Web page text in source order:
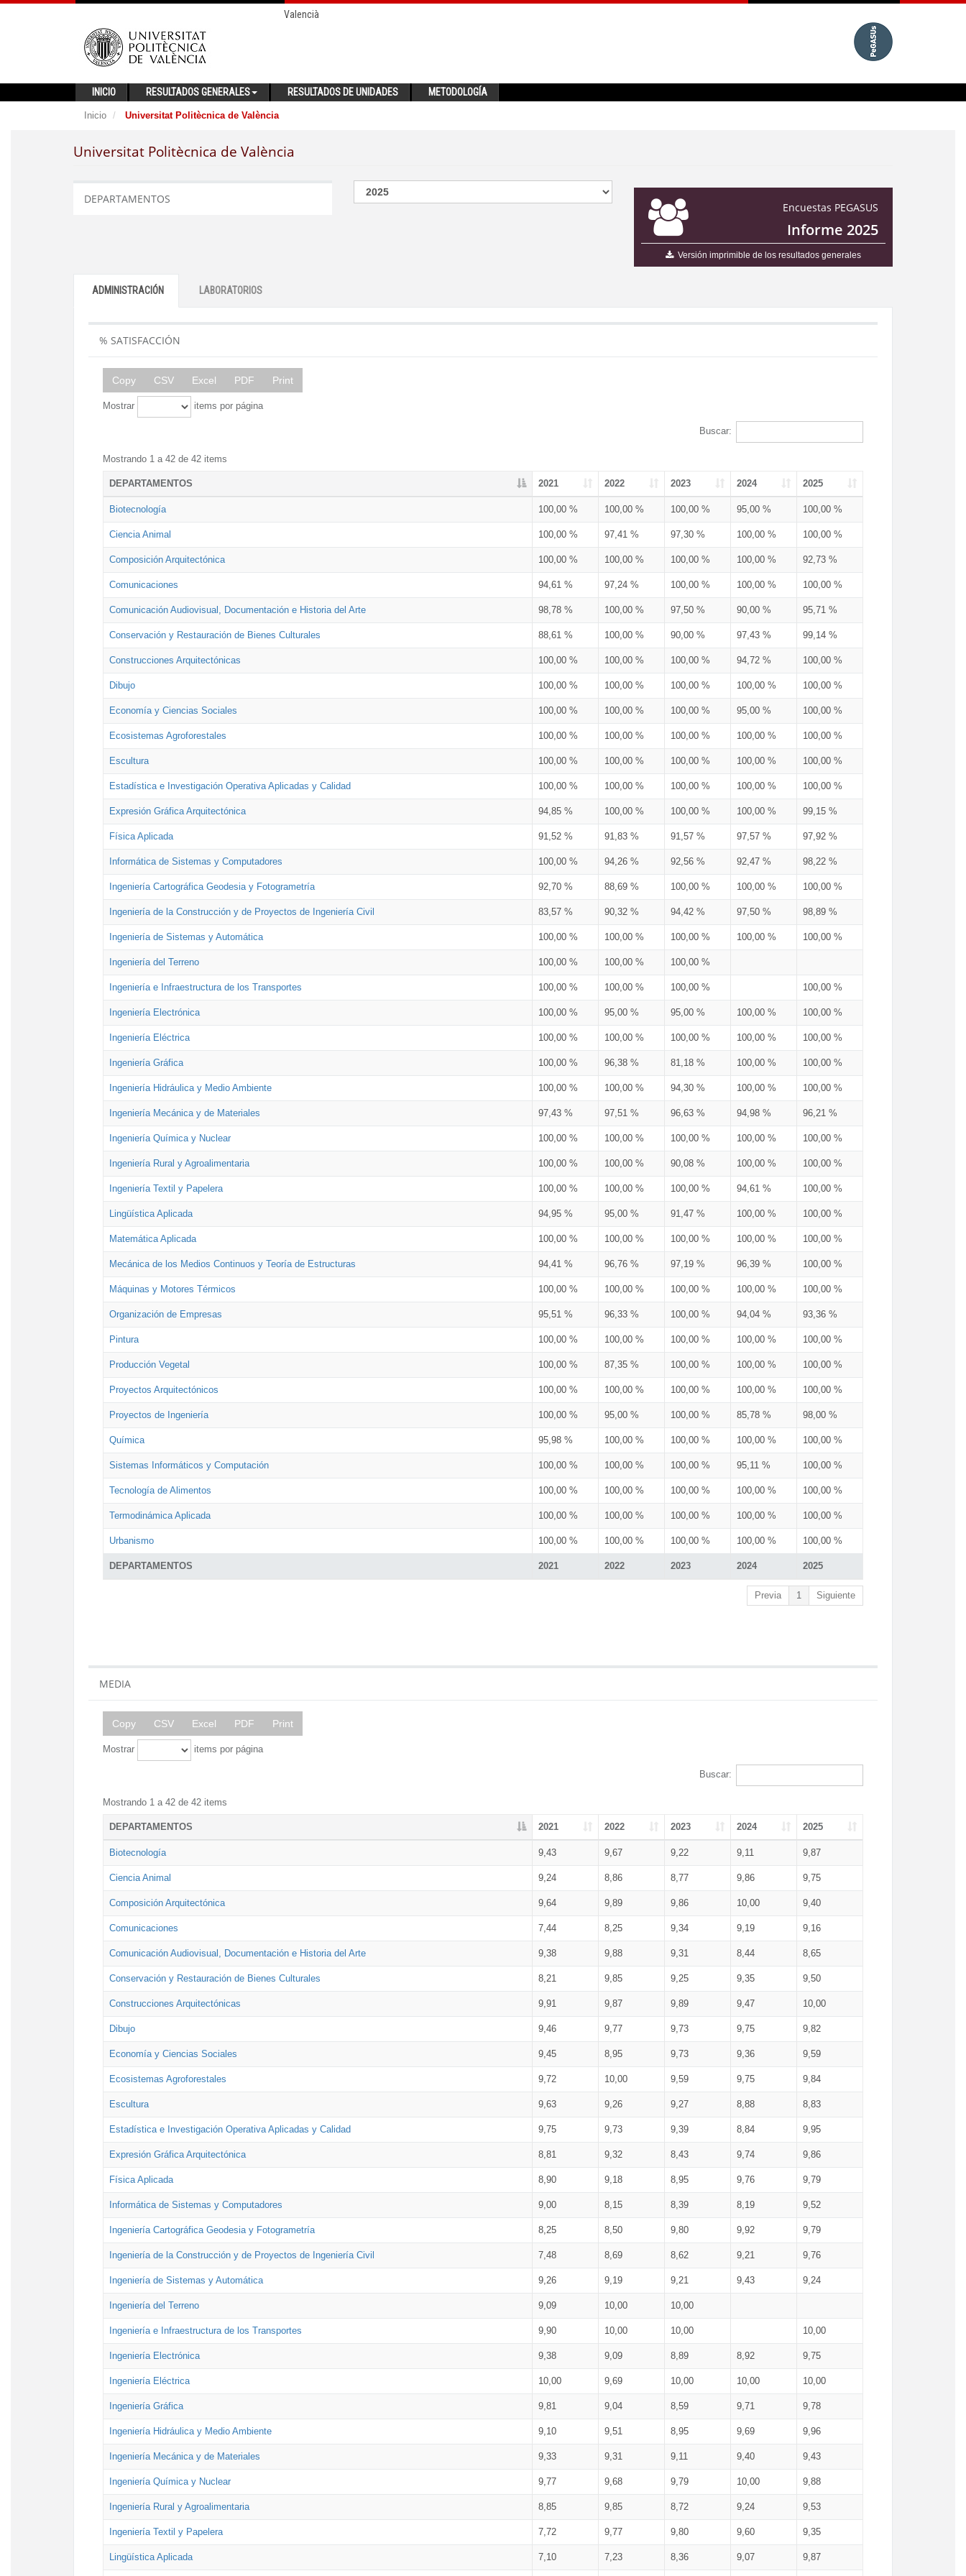
Valencià
INICIO RESULTADOS GENERALES RESULTADOS DE UNIDADES METODOLOGÍA
Inicio Universitat Politècnica de València
Universitat Politècnica de València
Encuestas PEGASUS
Informe 2025
Versión imprimible de los resultados generales
DEPARTAMENTOS
ADMINISTRACIÓN LABORATORIOS
% SATISFACCIÓN
Copy CSV Excel PDF Print
Mostrar items por página
Buscar:
Mostrando 1 a 42 de 42 items
DEPARTAMENTOS 2021 2022 2023 2024 2025
DEPARTAMENTOS 2021 2022 2023 2024 2025
Biotecnología 100,00 % 100,00 % 100,00 % 95,00 % 100,00 %
Ciencia Animal 100,00 % 97,41 % 97,30 % 100,00 % 100,00 %
Composición Arquitectónica 100,00 % 100,00 % 100,00 % 100,00 % 92,73 %
Comunicaciones 94,61 % 97,24 % 100,00 % 100,00 % 100,00 %
Comunicación Audiovisual, Documentación e Historia del Arte 98,78 % 100,00 % 97,50 % 90,00 % 95,71 %
Conservación y Restauración de Bienes Culturales 88,61 % 100,00 % 90,00 % 97,43 % 99,14 %
Construcciones Arquitectónicas 100,00 % 100,00 % 100,00 % 94,72 % 100,00 %
Dibujo 100,00 % 100,00 % 100,00 % 100,00 % 100,00 %
Economía y Ciencias Sociales 100,00 % 100,00 % 100,00 % 95,00 % 100,00 %
Ecosistemas Agroforestales 100,00 % 100,00 % 100,00 % 100,00 % 100,00 %
Escultura 100,00 % 100,00 % 100,00 % 100,00 % 100,00 %
Estadística e Investigación Operativa Aplicadas y Calidad 100,00 % 100,00 % 100,00 % 100,00 % 100,00 %
Expresión Gráfica Arquitectónica 94,85 % 100,00 % 100,00 % 100,00 % 99,15 %
Física Aplicada 91,52 % 91,83 % 91,57 % 97,57 % 97,92 %
Informática de Sistemas y Computadores 100,00 % 94,26 % 92,56 % 92,47 % 98,22 %
Ingeniería Cartográfica Geodesia y Fotogrametría 92,70 % 88,69 % 100,00 % 100,00 % 100,00 %
Ingeniería de la Construcción y de Proyectos de Ingeniería Civil 83,57 % 90,32 % 94,42 % 97,50 % 98,89 %
Ingeniería de Sistemas y Automática 100,00 % 100,00 % 100,00 % 100,00 % 100,00 %
Ingeniería del Terreno 100,00 % 100,00 % 100,00 %
Ingeniería e Infraestructura de los Transportes 100,00 % 100,00 % 100,00 % 100,00 %
Ingeniería Electrónica 100,00 % 95,00 % 95,00 % 100,00 % 100,00 %
Ingeniería Eléctrica 100,00 % 100,00 % 100,00 % 100,00 % 100,00 %
Ingeniería Gráfica 100,00 % 96,38 % 81,18 % 100,00 % 100,00 %
Ingeniería Hidráulica y Medio Ambiente 100,00 % 100,00 % 94,30 % 100,00 % 100,00 %
Ingeniería Mecánica y de Materiales 97,43 % 97,51 % 96,63 % 94,98 % 96,21 %
Ingeniería Química y Nuclear 100,00 % 100,00 % 100,00 % 100,00 % 100,00 %
Ingeniería Rural y Agroalimentaria 100,00 % 100,00 % 90,08 % 100,00 % 100,00 %
Ingeniería Textil y Papelera 100,00 % 100,00 % 100,00 % 94,61 % 100,00 %
Lingüística Aplicada 94,95 % 95,00 % 91,47 % 100,00 % 100,00 %
Matemática Aplicada 100,00 % 100,00 % 100,00 % 100,00 % 100,00 %
Mecánica de los Medios Continuos y Teoría de Estructuras 94,41 % 96,76 % 97,19 % 96,39 % 100,00 %
Máquinas y Motores Térmicos 100,00 % 100,00 % 100,00 % 100,00 % 100,00 %
Organización de Empresas 95,51 % 96,33 % 100,00 % 94,04 % 93,36 %
Pintura 100,00 % 100,00 % 100,00 % 100,00 % 100,00 %
Producción Vegetal 100,00 % 87,35 % 100,00 % 100,00 % 100,00 %
Proyectos Arquitectónicos 100,00 % 100,00 % 100,00 % 100,00 % 100,00 %
Proyectos de Ingeniería 100,00 % 95,00 % 100,00 % 85,78 % 98,00 %
Química 95,98 % 100,00 % 100,00 % 100,00 % 100,00 %
Sistemas Informáticos y Computación 100,00 % 100,00 % 100,00 % 95,11 % 100,00 %
Tecnología de Alimentos 100,00 % 100,00 % 100,00 % 100,00 % 100,00 %
Termodinámica Aplicada 100,00 % 100,00 % 100,00 % 100,00 % 100,00 %
Urbanismo 100,00 % 100,00 % 100,00 % 100,00 % 100,00 %
Previa 1 Siguiente
MEDIA
Copy CSV Excel PDF Print
Mostrar items por página
Buscar:
Mostrando 1 a 42 de 42 items
DEPARTAMENTOS 2021 2022 2023 2024 2025
Biotecnología 9,43 9,67 9,22 9,11 9,87
Ciencia Animal 9,24 8,86 8,77 9,86 9,75
Composición Arquitectónica 9,64 9,89 9,86 10,00 9,40
Comunicaciones 7,44 8,25 9,34 9,19 9,16
Comunicación Audiovisual, Documentación e Historia del Arte 9,38 9,88 9,31 8,44 8,65
Conservación y Restauración de Bienes Culturales 8,21 9,85 9,25 9,35 9,50
Construcciones Arquitectónicas 9,91 9,87 9,89 9,47 10,00
Dibujo 9,46 9,77 9,73 9,75 9,82
Economía y Ciencias Sociales 9,45 8,95 9,73 9,36 9,59
Ecosistemas Agroforestales 9,72 10,00 9,59 9,75 9,84
Escultura 9,63 9,26 9,27 8,88 8,83
Estadística e Investigación Operativa Aplicadas y Calidad 9,75 9,73 9,39 8,84 9,95
Expresión Gráfica Arquitectónica 8,81 9,32 8,43 9,74 9,86
Física Aplicada 8,90 9,18 8,95 9,76 9,79
Informática de Sistemas y Computadores 9,00 8,15 8,39 8,19 9,52
Ingeniería Cartográfica Geodesia y Fotogrametría 8,25 8,50 9,80 9,92 9,79
Ingeniería de la Construcción y de Proyectos de Ingeniería Civil 7,48 8,69 8,62 9,21 9,76
Ingeniería de Sistemas y Automática 9,26 9,19 9,21 9,43 9,24
Ingeniería del Terreno 9,09 10,00 10,00
Ingeniería e Infraestructura de los Transportes 9,90 10,00 10,00 10,00
Ingeniería Electrónica 9,38 9,09 8,89 8,92 9,75
Ingeniería Eléctrica 10,00 9,69 10,00 10,00 10,00
Ingeniería Gráfica 9,81 9,04 8,59 9,71 9,78
Ingeniería Hidráulica y Medio Ambiente 9,10 9,51 8,95 9,69 9,96
Ingeniería Mecánica y de Materiales 9,33 9,31 9,11 9,40 9,43
Ingeniería Química y Nuclear 9,77 9,68 9,79 10,00 9,88
Ingeniería Rural y Agroalimentaria 8,85 9,85 8,72 9,24 9,53
Ingeniería Textil y Papelera 7,72 9,77 9,80 9,60 9,35
Lingüística Aplicada 7,10 7,23 8,36 9,07 9,87